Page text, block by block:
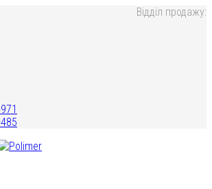
Відділ продажу: